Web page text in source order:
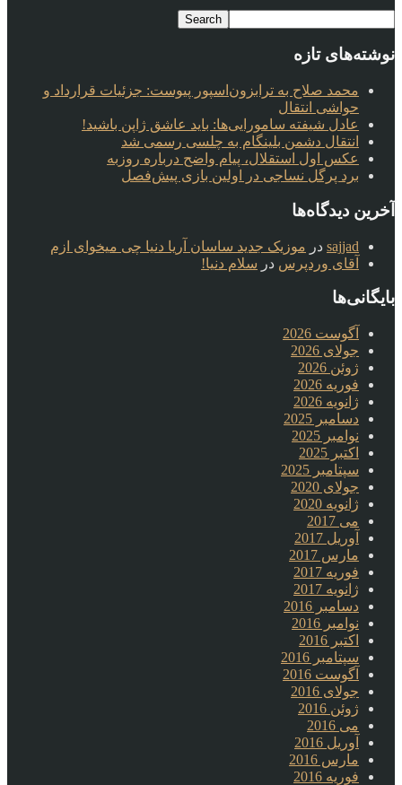
نوشته‌های تازه
محمد صلاح به ترابزون‌اسپور پیوست: جزئیات قرارداد و
حواشی انتقال
عادل شیفته سامورایی‌ها: باید عاشق ژاپن باشید!
انتقال دشمن بلینگام به چلسی رسمی شد
عکس اول استقلال، پیام واضح درباره روزبه
برد پرگل نساجی در اولین بازی پیش‌فصل
آخرین دیدگاه‌ها
sajjad در موزیک جدید ساسان آریا دنیا چی میخوای ازم
آقای وردپرس در سلام دنیا!
بایگانی‌ها
آگوست 2026
جولای 2026
ژوئن 2026
فوریه 2026
ژانویه 2026
دسامبر 2025
نوامبر 2025
اکتبر 2025
سپتامبر 2025
جولای 2020
ژانویه 2020
می 2017
آوریل 2017
مارس 2017
فوریه 2017
ژانویه 2017
دسامبر 2016
نوامبر 2016
اکتبر 2016
سپتامبر 2016
آگوست 2016
جولای 2016
ژوئن 2016
می 2016
آوریل 2016
مارس 2016
فوریه 2016